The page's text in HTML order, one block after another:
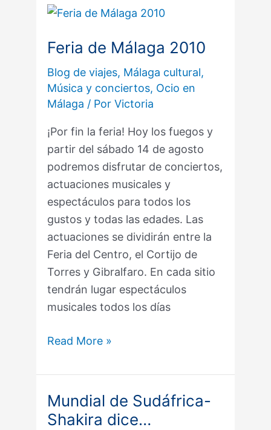
Feria de Málaga 2010
Blog de viajes, Málaga cultural,
Música y conciertos, Ocio en
Málaga / Por Victoria
¡Por fin la feria! Hoy los fuegos y
partir del sábado 14 de agosto
podremos disfrutar de conciertos,
actuaciones musicales y
espectáculos para todos los
gustos y todas las edades. Las
actuaciones se dividirán entre la
Feria del Centro, el Cortijo de
Torres y Gibralfaro. En cada sitio
tendrán lugar espectáculos
musicales todos los días
Feria
Málaga
Read More »
Mundial de Sudáfrica-
Shakira dice…
Mundial
de